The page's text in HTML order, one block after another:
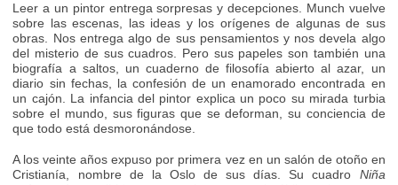
Leer a un pintor entrega sorpresas y decepciones. Munch vuelve
sobre las escenas, las ideas y los orígenes de algunas de sus
obras. Nos entrega algo de sus pensamientos y nos devela algo
del misterio de sus cuadros. Pero sus papeles son también una
biografía a saltos, un cuaderno de filosofía abierto al azar, un
diario sin fechas, la confesión de un enamorado encontrada en
un cajón. La infancia del pintor explica un poco su mirada turbia
sobre el mundo, sus figuras que se deforman, su conciencia de
que todo está desmoronándose.
A los veinte años expuso por primera vez en un salón de otoño en
Cristianía, nombre de la Oslo de sus días. Su cuadro Niña